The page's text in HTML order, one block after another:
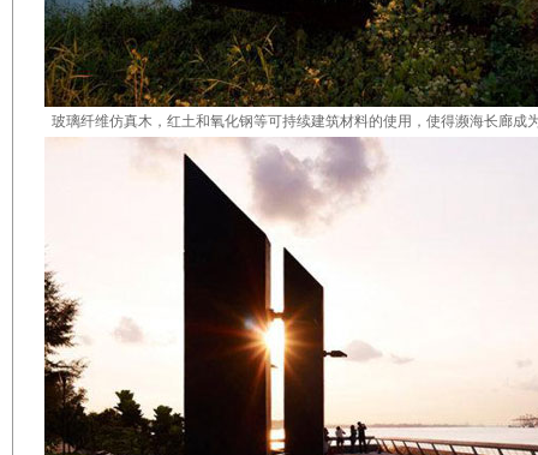
玻璃纤维仿真木，红土和氧化钢等可持续建筑材料的使用，使得濒海长廊成